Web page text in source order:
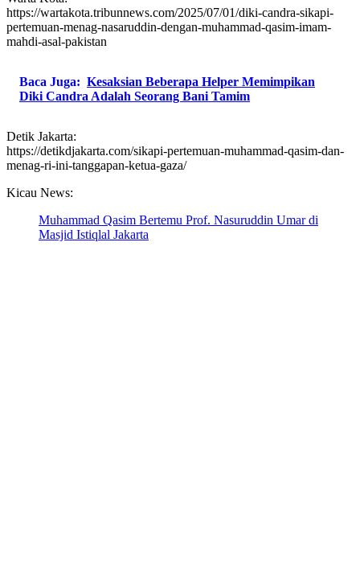
https://wartakota.tribunnews.com/2025/07/01/diki-candra-sikapi-
pertemuan-menag-nasaruddin-dengan-muhammad-qasim-imam-
mahdi-asal-pakistan
Baca Juga: Kesaksian Beberapa Helper Memimpikan
Diki Candra Adalah Seorang Bani Tamim
Detik Jakarta:
https://detikdjakarta.com/sikapi-pertemuan-muhammad-qasim-dan-
menag-ri-ini-tanggapan-ketua-gaza/
Kicau News:
Muhammad Qasim Bertemu Prof. Nasuruddin Umar di
Masjid Istiqlal Jakarta